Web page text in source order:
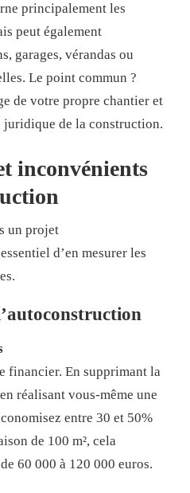
principalement les
peut également
garages, vérandas ou
Le point commun ?
de votre propre chantier et
juridique de la construction.
inconvénients
un projet
d’en mesurer les
financier. En supprimant la
réalisant vous-même une
entre 30 et 50%
de 100 m², cela
60 000 à 120 000 euros.